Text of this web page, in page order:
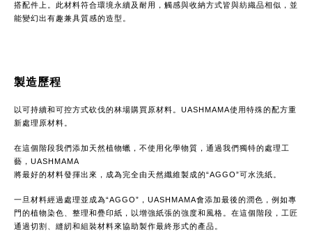
搭配件上。此材料符合環境永續及耐用，觸感與收納方式皆與紡織品相似，並
能變幻出有趣兼具質感的造型。
製造歷程
以可持續和可控方式砍伐的林場購買原材料。UASHMAMA使用特殊的配方重
新處理原材料。
在這個階段我們添加天然植物蠟，不使用化學物質，通過我們獨特的處理工
藝，UASHMAMA
將最好的材料發揮出來，成為完全由天然纖維製成的“AGGO”可水洗紙。
一旦材料經過處理並成為“AGGO”，UASHMAMA會添加最後的潤色，例如專
門的植物染色、整理和疊印紙，以增強紙張的強度和風格。在這個階段，工匠
通過切割、縫紉和組裝材料來協助製作最終形式的產品。